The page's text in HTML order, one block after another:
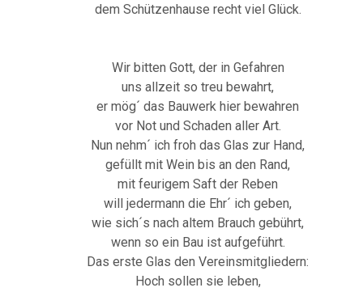
dem Schützenhause recht viel Glück.
Wir bitten Gott, der in Gefahren
uns allzeit so treu bewahrt,
er mög´ das Bauwerk hier bewahren
vor Not und Schaden aller Art.
Nun nehm´ ich froh das Glas zur Hand,
gefüllt mit Wein bis an den Rand,
mit feurigem Saft der Reben
will jedermann die Ehr´ ich geben,
wie sich´s nach altem Brauch gebührt,
wenn so ein Bau ist aufgeführt.
Das erste Glas den Vereinsmitgliedern:
Hoch sollen sie leben,